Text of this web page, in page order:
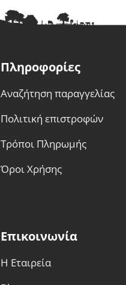
Πληροφορίες
Αναζήτηση παραγγελίας
Πολιτική επιστροφών
Τρόποι Πληρωμής
Όροι Χρήσης
Επικοινωνία
Η Εταιρεία